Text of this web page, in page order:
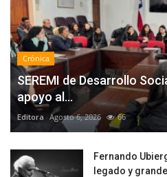
Crónica
SEREMI de Desarrollo
apoyo al...
Editora Agosto 6, 2026 66
Fernando
legado y